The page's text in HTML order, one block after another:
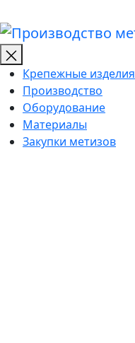
Крепежные изделия
Производство
Оборудование
Материалы
Закупки метизов